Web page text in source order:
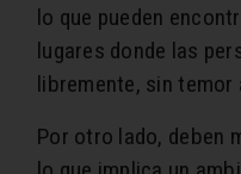
lo que pueden
lugares donde las
libremente, sin temor
Por otro lado, deben